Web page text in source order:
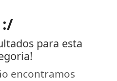
:/
para esta
encontramos